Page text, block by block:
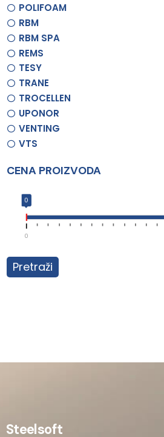
POLIFOAM
RBM
RBM SPA
REMS
TESY
TRANE
TROCELLEN
UPONOR
VENTING
VTS
CENA PROIZVODA
0
0
Pretraži
Steelsoft